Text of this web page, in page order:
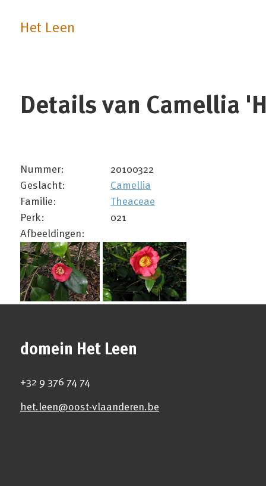
Het Leen
Details van Camellia
Nummer:
20100322
Geslacht:
Camellia
Familie:
Theaceae
Perk:
021
Afbeeldingen:
domein Het Leen
+32 9 376 74 74
het.leen@oost-vlaanderen.be